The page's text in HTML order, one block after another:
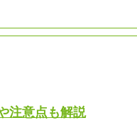
注意点も解説